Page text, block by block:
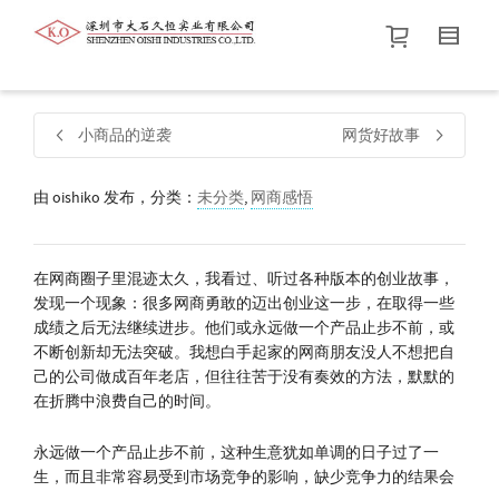
帮我查找新的衬衫尺码
价格介于
默认品牌.
查找产品！
小商品的逆袭 网货好故事
由 oishiko 发布，分类： 未分类, 网商感悟
在网商圈子里混迹太久，我看过、听过各种版本的创业故事，
发现一个现象：很多网商勇敢的迈出创业这一步，在取得一些
成绩之后无法继续进步。他们或永远做一个产品止步不前，或
不断创新却无法突破。我想白手起家的网商朋友没人不想把自
己的公司做成百年老店，但往往苦于没有奏效的方法，默默的
在折腾中浪费自己的时间。
永远做一个产品止步不前，这种生意犹如单调的日子过了一
生，而且非常容易受到市场竞争的影响，缺少竞争力的结果会